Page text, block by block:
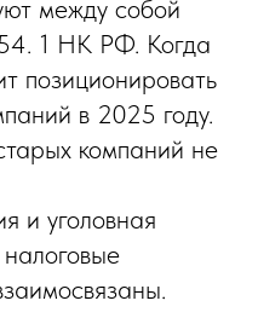
между собой
1 НК РФ. Когда
позиционировать
в 2025 году.
компаний не
и уголовная
налоговые